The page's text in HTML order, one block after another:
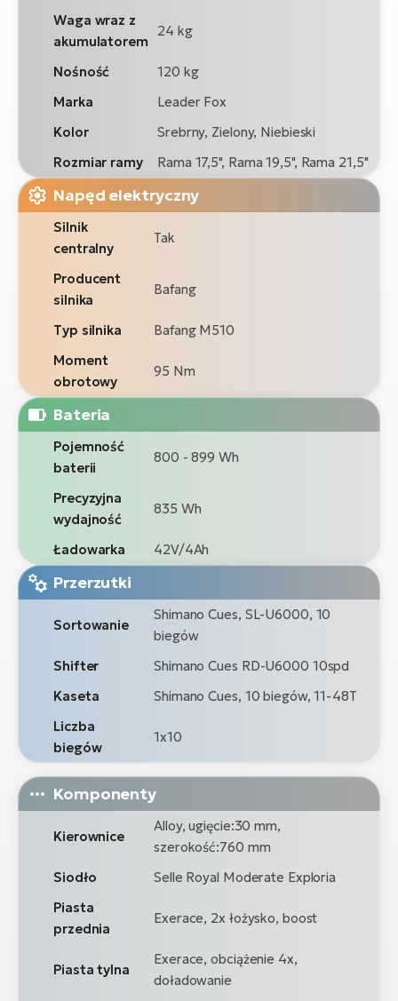
Waga wraz z
akumulatorem
24 kg
Nośność
120 kg
Marka
Leader Fox
Kolor
Srebrny, Zielony, Niebieski
Rozmiar ramy
Rama 17,5", Rama 19,5", Rama 21,5"
Napęd elektryczny
Silnik
centralny
Tak
Producent
silnika
Bafang
Typ silnika
Bafang M510
Moment
obrotowy
95 Nm
Bateria
Pojemność
baterii
800 - 899 Wh
Precyzyjna
wydajność
835 Wh
Ładowarka 42V/4Ah
Przerzutki
Sortowanie
Shimano Cues, SL-U6000, 10
biegów
Shifter
Shimano Cues RD-U6000 10spd
Kaseta
Shimano Cues, 10 biegów, 11-48T
Liczba
biegów
1x10
Komponenty
Kierownice
Alloy, ugięcie:30 mm,
szerokość:760 mm
Siodło
Selle Royal Moderate Exploria
Piasta
przednia
Exerace, 2x łożysko, boost
Piasta tylna
Exerace, obciążenie 4x,
doładowanie